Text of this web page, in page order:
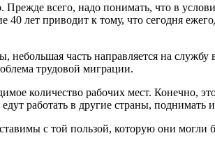
всего, надо понимать, что в
40 лет приводит к тому, что сегодня
небольшая часть направляется на
трудовой миграции.
количество рабочих мест. Конечно,
работать в другие страны,
с той пользой, которую они